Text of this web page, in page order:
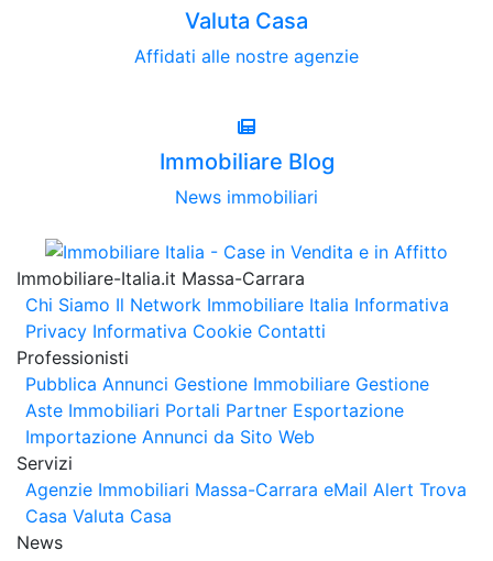
Valuta Casa
Affidati alle nostre agenzie
Immobiliare Blog
News immobiliari
Immobiliare-Italia.it Massa-Carrara
Chi Siamo Il Network Immobiliare Italia Informativa
Privacy Informativa Cookie Contatti
Professionisti
Pubblica Annunci Gestione Immobiliare Gestione
Aste Immobiliari Portali Partner Esportazione
Importazione Annunci da Sito Web
Servizi
Agenzie Immobiliari Massa-Carrara eMail Alert Trova
Casa Valuta Casa
News